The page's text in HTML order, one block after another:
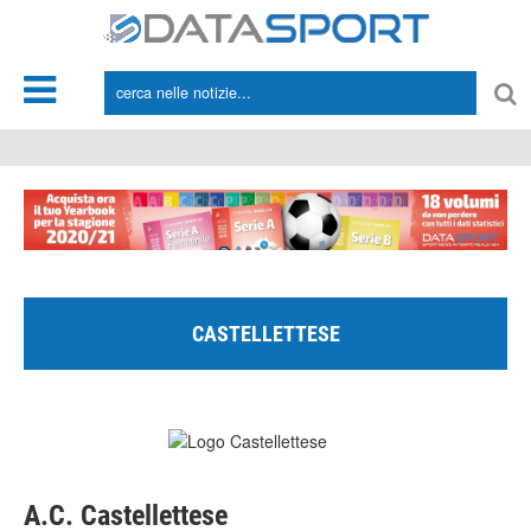
CASTELLETTESE
A.C. Castellettese